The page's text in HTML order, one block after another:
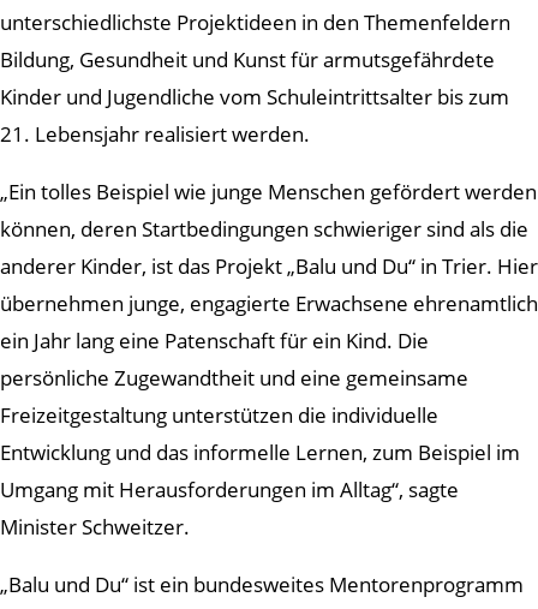
unterschiedlichste Projektideen in den Themenfeldern
Bildung, Gesundheit und Kunst für armutsgefährdete
Kinder und Jugendliche vom Schuleintrittsalter bis zum
21. Lebensjahr realisiert werden.
„Ein tolles Beispiel wie junge Menschen gefördert werden
können, deren Startbedingungen schwieriger sind als die
anderer Kinder, ist das Projekt „Balu und Du“ in Trier. Hier
übernehmen junge, engagierte Erwachsene ehrenamtlich
ein Jahr lang eine Patenschaft für ein Kind. Die
persönliche Zugewandtheit und eine gemeinsame
Freizeitgestaltung unterstützen die individuelle
Entwicklung und das informelle Lernen, zum Beispiel im
Umgang mit Herausforderungen im Alltag“, sagte
Minister Schweitzer.
„Balu und Du“ ist ein bundesweites Mentorenprogramm